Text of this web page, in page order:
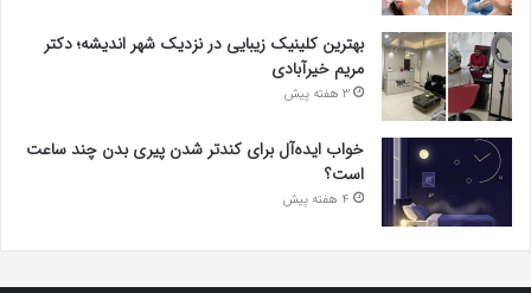
بهترین کلینیک زیبایی در نزدیک شهر اندیشه؛ دکتر
مریم خیرآبادی
3 هفته پیش
خواب ایده‌آل برای کندتر شدن پیری بدن چند ساعت
است؟
4 هفته پیش